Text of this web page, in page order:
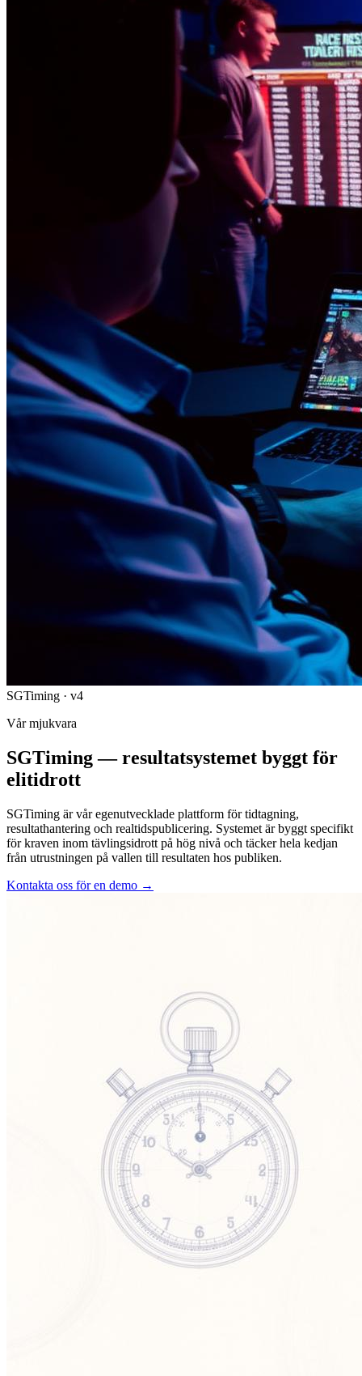
SGTiming · v4
Vår mjukvara
SGTiming — resultatsystemet byggt för
elitidrott
SGTiming är vår egenutvecklade plattform för tidtagning,
resultathantering och realtidspublicering. Systemet är byggt specifikt
för kraven inom tävlingsidrott på hög nivå och täcker hela kedjan
från utrustningen på vallen till resultaten hos publiken.
Kontakta oss för en demo →